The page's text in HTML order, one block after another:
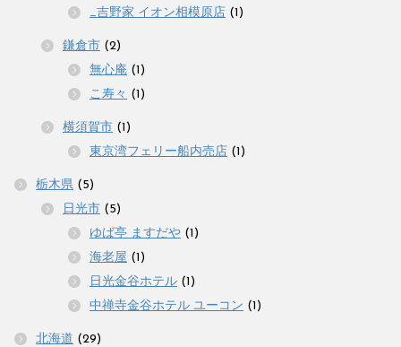
_吉野家 イオン相模原店 (1)
鎌倉市 (2)
無心庵 (1)
こ寿々 (1)
横須賀市 (1)
東京湾フェリー船内売店 (1)
栃木県 (5)
日光市 (5)
ゆば亭 ますだや (1)
海老屋 (1)
日光金谷ホテル (1)
中禅寺金谷ホテル ユーコン (1)
北海道 (29)